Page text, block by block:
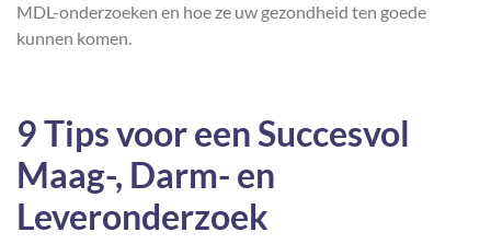
MDL-onderzoeken en hoe ze uw gezondheid ten goede
kunnen komen.
9 Tips voor een Succesvol
Maag-, Darm- en
Leveronderzoek